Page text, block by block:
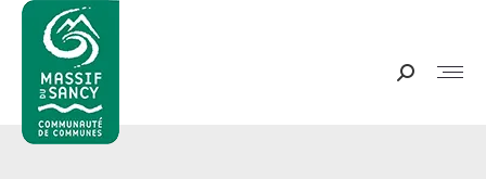
Recherche
Panneau de gestion des cookies